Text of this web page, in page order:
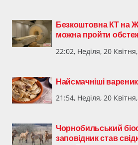
Безкоштовна КТ на
можна пройти
22:02, Неділя, 20
Найсмачніші
21:54, Неділя, 20
Чорнобильський
заповідник став